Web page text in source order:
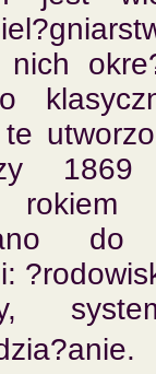
?
?anie.